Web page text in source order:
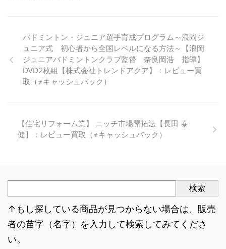
バドミントン・ジュニア選手育成プログラム～浪岡ジ
ュニア式 初心者から全国レベルになる方法～【浪岡
ジュニアバドミントンクラブ監督 奈良岡浩 指導】
DVD2枚組【株式会社トレンドアクア】：レビュー買
取（≠キャッシュバック）
【住宅リフォーム業】 ニッチ市場開拓法【長田 泰
健】：レビュー買取（≠キャッシュバック）
検索
↑もし探している商品が見つからない場合は、販売
者の苗字（名字）を入力して検索してみてくださ
い。